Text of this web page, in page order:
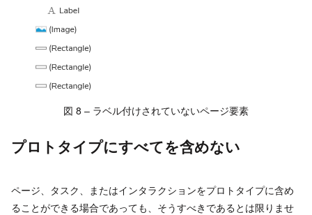
図 8 – ラベル付けされていないページ要素
プロトタイプにすべてを含めない
ページ、タスク、またはインタラクションをプロトタイプに含め
ることができる場合であっても、そうすべきであるとは限りませ